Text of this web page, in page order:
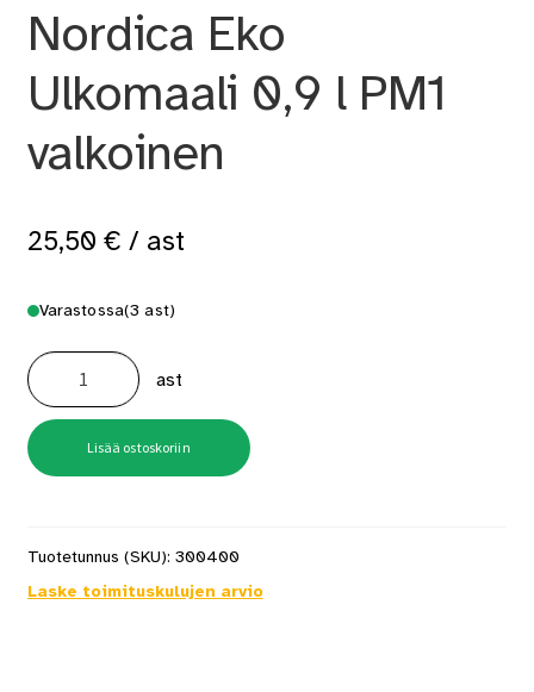
Nordica Eko
Ulkomaali 0,9 l PM1
valkoinen
25,50 € / ast
Varastossa(3 ast)
Nordica
Eko
Ulkomaali
0,9
PM1
valkoinen
määrä
ast
Lisää ostoskoriin
Tuotetunnus (SKU): 300400
Laske toimituskulujen arvio